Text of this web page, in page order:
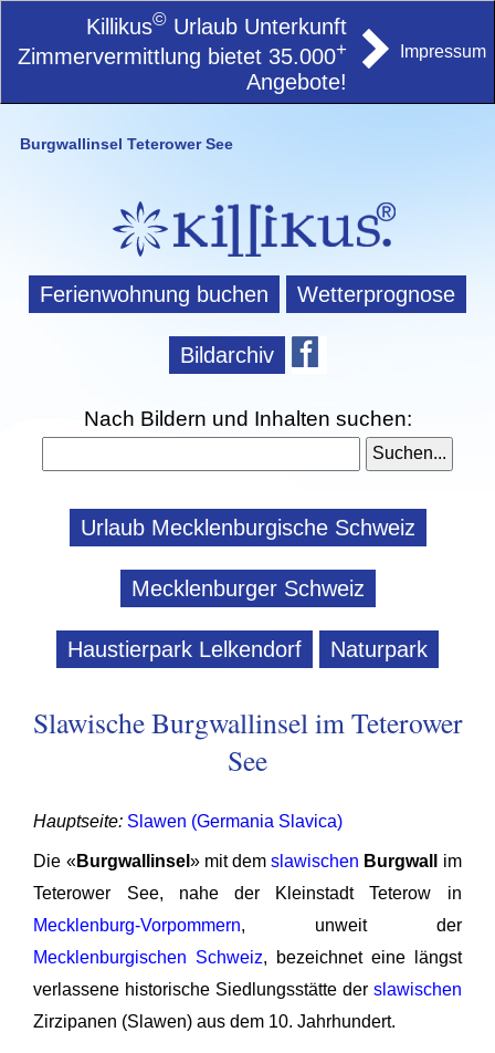
Killikus© Urlaub Unterkunft
Zimmervermittlung bietet 35.000+
Angebote!
Impressum
Burgwallinsel Teterower See
Ferienwohnung buchen Wetterprognose
Bildarchiv
Nach Bildern und Inhalten suchen:
Urlaub Mecklenburgische Schweiz
Mecklenburger Schweiz
Haustierpark Lelkendorf Naturpark
Slawische Burgwallinsel im Teterower
See
Hauptseite: Slawen (Germania Slavica)
Die «Burgwallinsel » mit demslawischen Burgwall
im
Teterower See, nahe der Kleinstadt Teterow in
Mecklenburg-Vorpommern, unweit der
Mecklenburgischen Schweiz, bezeichnet eine längst
verlassene historische Siedlungsstätte der slawischen
Zirzipanen (Slawen) aus dem 10. Jahrhundert.